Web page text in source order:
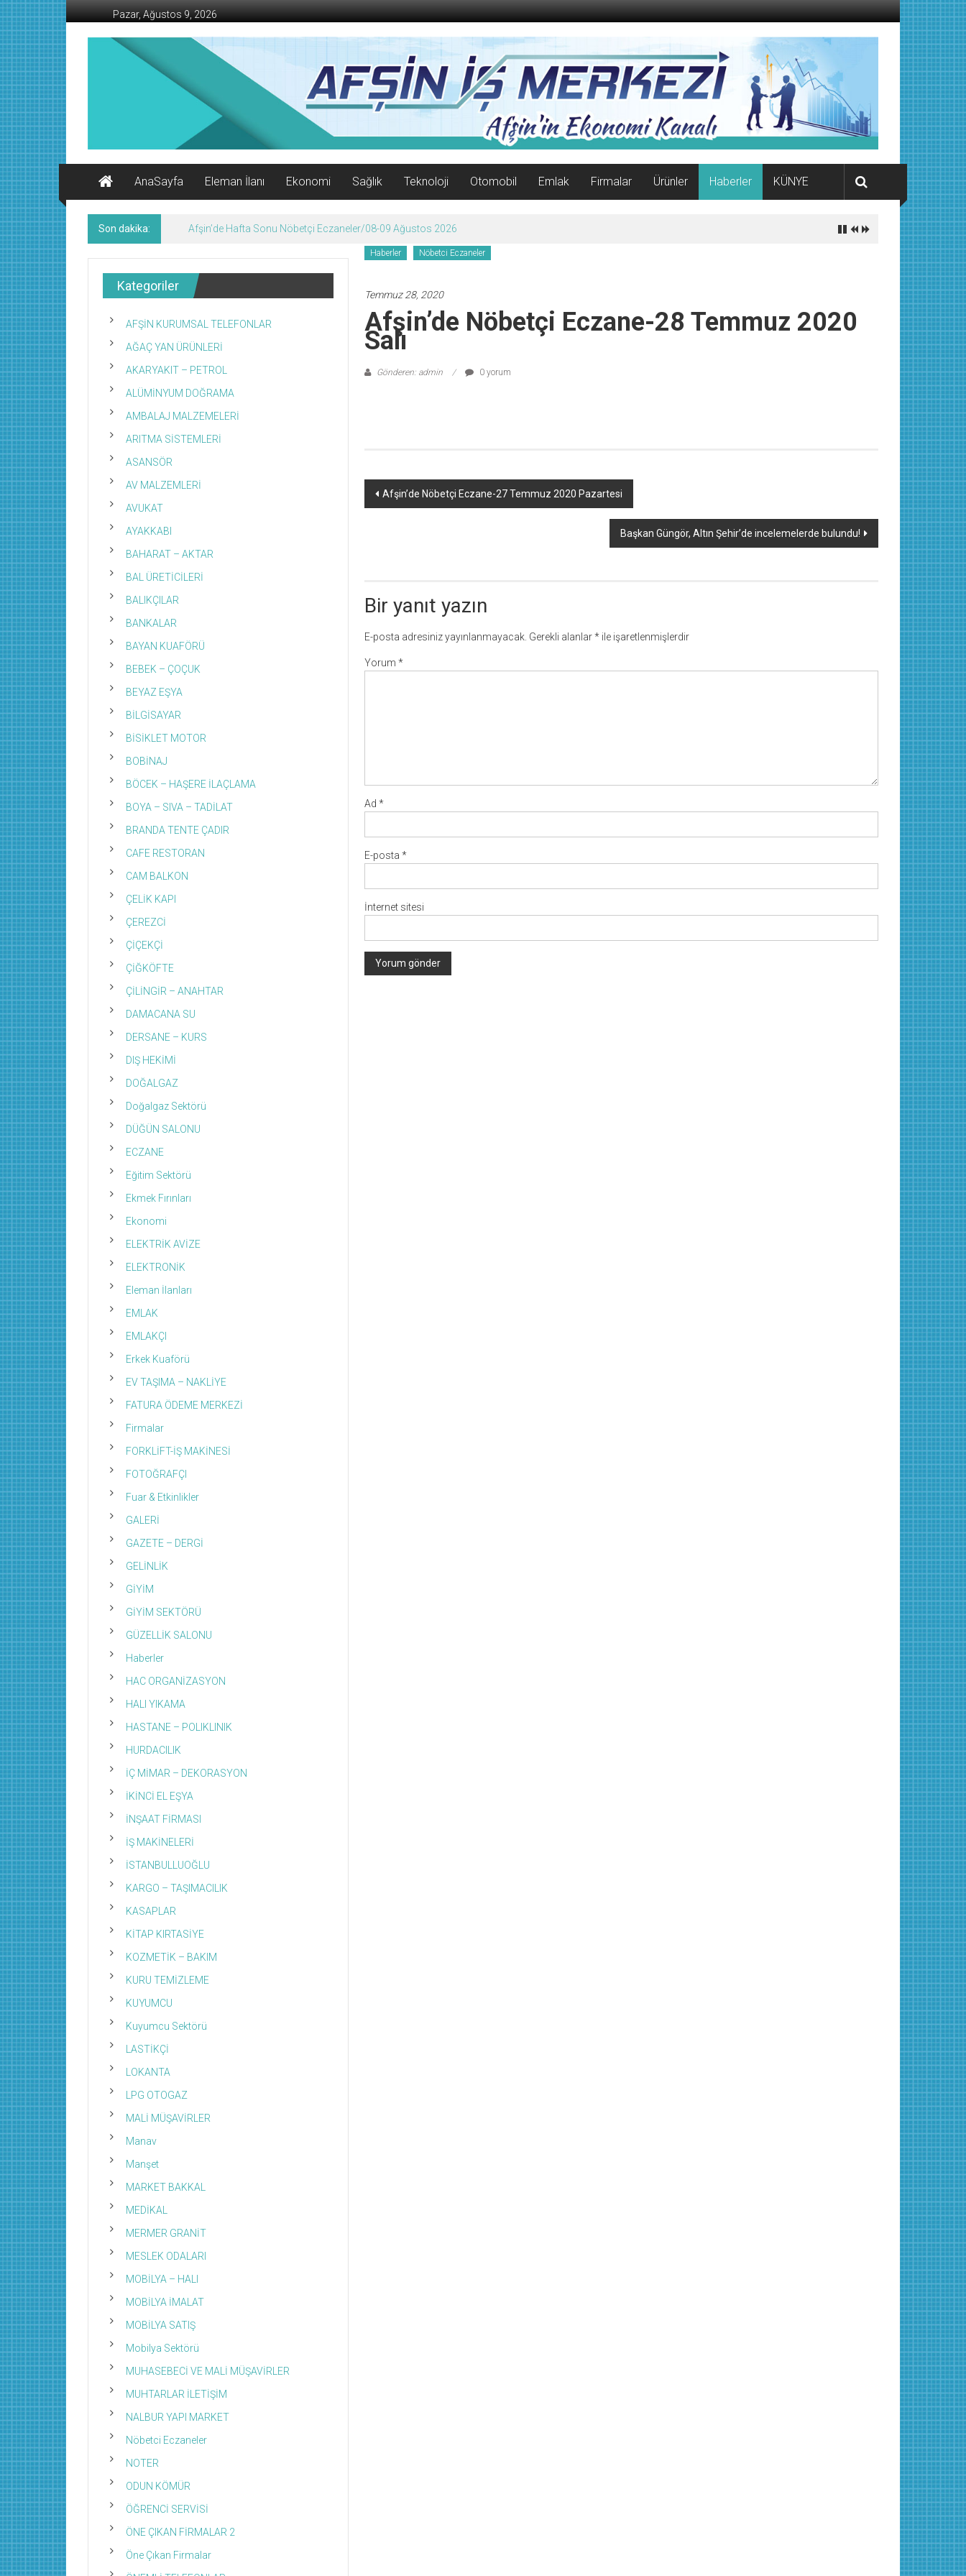
İçeriğe
geç
Pazar, Ağustos 9, 2026
AFŞİN
Ekonomi
Kanalı
AnaSayfa
Eleman İlanı Ekonomi Sağlık Teknoloji Otomobil Emlak Firmalar Ürünler Haberler KÜNYE
Son dakika: Afşin’de Hafta Sonu Nöbetçi Eczaneler/08-09 Ağustos 2026
Haberler Nöbetci Eczaneler
Temmuz 28, 2020
Afşin’de Nöbetçi Eczane-28 Temmuz 2020
Salı
Gönderen: admin 0 yorum
Yazı
Afşin’de Nöbetçi Eczane-27 Temmuz 2020 Pazartesi
Başkan Güngör, Altın Şehir’de incelemelerde bulundu!
Bir yanıt yazın
E-posta adresiniz yayınlanmayacak. Gerekli alanlar* ile işaretlenmişlerdir
Yorum *
Ad *
E-posta *
İnternet sitesi
Kategoriler
AFŞİN KURUMSAL TELEFONLAR
AĞAÇ YAN ÜRÜNLERİ
AKARYAKIT – PETROL
ALÜMİNYUM DOĞRAMA
AMBALAJ MALZEMELERİ
ARITMA SİSTEMLERİ
ASANSÖR
AV MALZEMLERİ
AVUKAT
AYAKKABI
BAHARAT – AKTAR
BAL ÜRETİCİLERİ
BALIKÇILAR
BANKALAR
BAYAN KUAFÖRÜ
BEBEK – ÇOÇUK
BEYAZ EŞYA
BİLGİSAYAR
BİSİKLET MOTOR
BOBİNAJ
BÖCEK – HAŞERE İLAÇLAMA
BOYA – SIVA – TADİLAT
BRANDA TENTE ÇADIR
CAFE RESTORAN
CAM BALKON
ÇELİK KAPI
ÇEREZCİ
ÇİÇEKÇİ
ÇİĞKÖFTE
ÇİLİNGİR – ANAHTAR
DAMACANA SU
DERSANE – KURS
DIŞ HEKİMİ
DOĞALGAZ
Doğalgaz Sektörü
DÜĞÜN SALONU
ECZANE
Eğitim Sektörü
Ekmek Fırınları
Ekonomi
ELEKTRİK AVİZE
ELEKTRONİK
Eleman İlanları
EMLAK
EMLAKÇI
Erkek Kuaförü
EV TAŞIMA – NAKLİYE
FATURA ÖDEME MERKEZİ
Firmalar
FORKLİFT-İŞ MAKİNESİ
FOTOĞRAFÇI
Fuar & Etkinlikler
GALERİ
GAZETE – DERGİ
GELİNLİK
GİYİM
GİYİM SEKTÖRÜ
GÜZELLİK SALONU
Haberler
HAC ORGANİZASYON
HALI YIKAMA
HASTANE – POLIKLINIK
HURDACILIK
İÇ MİMAR – DEKORASYON
İKİNCİ EL EŞYA
İNŞAAT FİRMASI
İŞ MAKİNELERİ
İSTANBULLUOĞLU
KARGO – TAŞIMACILIK
KASAPLAR
KİTAP KIRTASİYE
KOZMETİK – BAKIM
KURU TEMİZLEME
KUYUMCU
Kuyumcu Sektörü
LASTİKÇİ
LOKANTA
LPG OTOGAZ
MALİ MÜŞAVİRLER
Manav
Manşet
MARKET BAKKAL
MEDİKAL
MERMER GRANİT
MESLEK ODALARI
MOBİLYA – HALI
MOBİLYA İMALAT
MOBİLYA SATIŞ
Mobilya Sektörü
MUHASEBECİ VE MALİ MÜŞAVİRLER
MUHTARLAR İLETİŞİM
NALBUR YAPI MARKET
Nöbetci Eczaneler
NOTER
ODUN KÖMÜR
ÖĞRENCİ SERVİSİ
ÖNE ÇIKAN FİRMALAR 2
Öne Çıkan Firmalar